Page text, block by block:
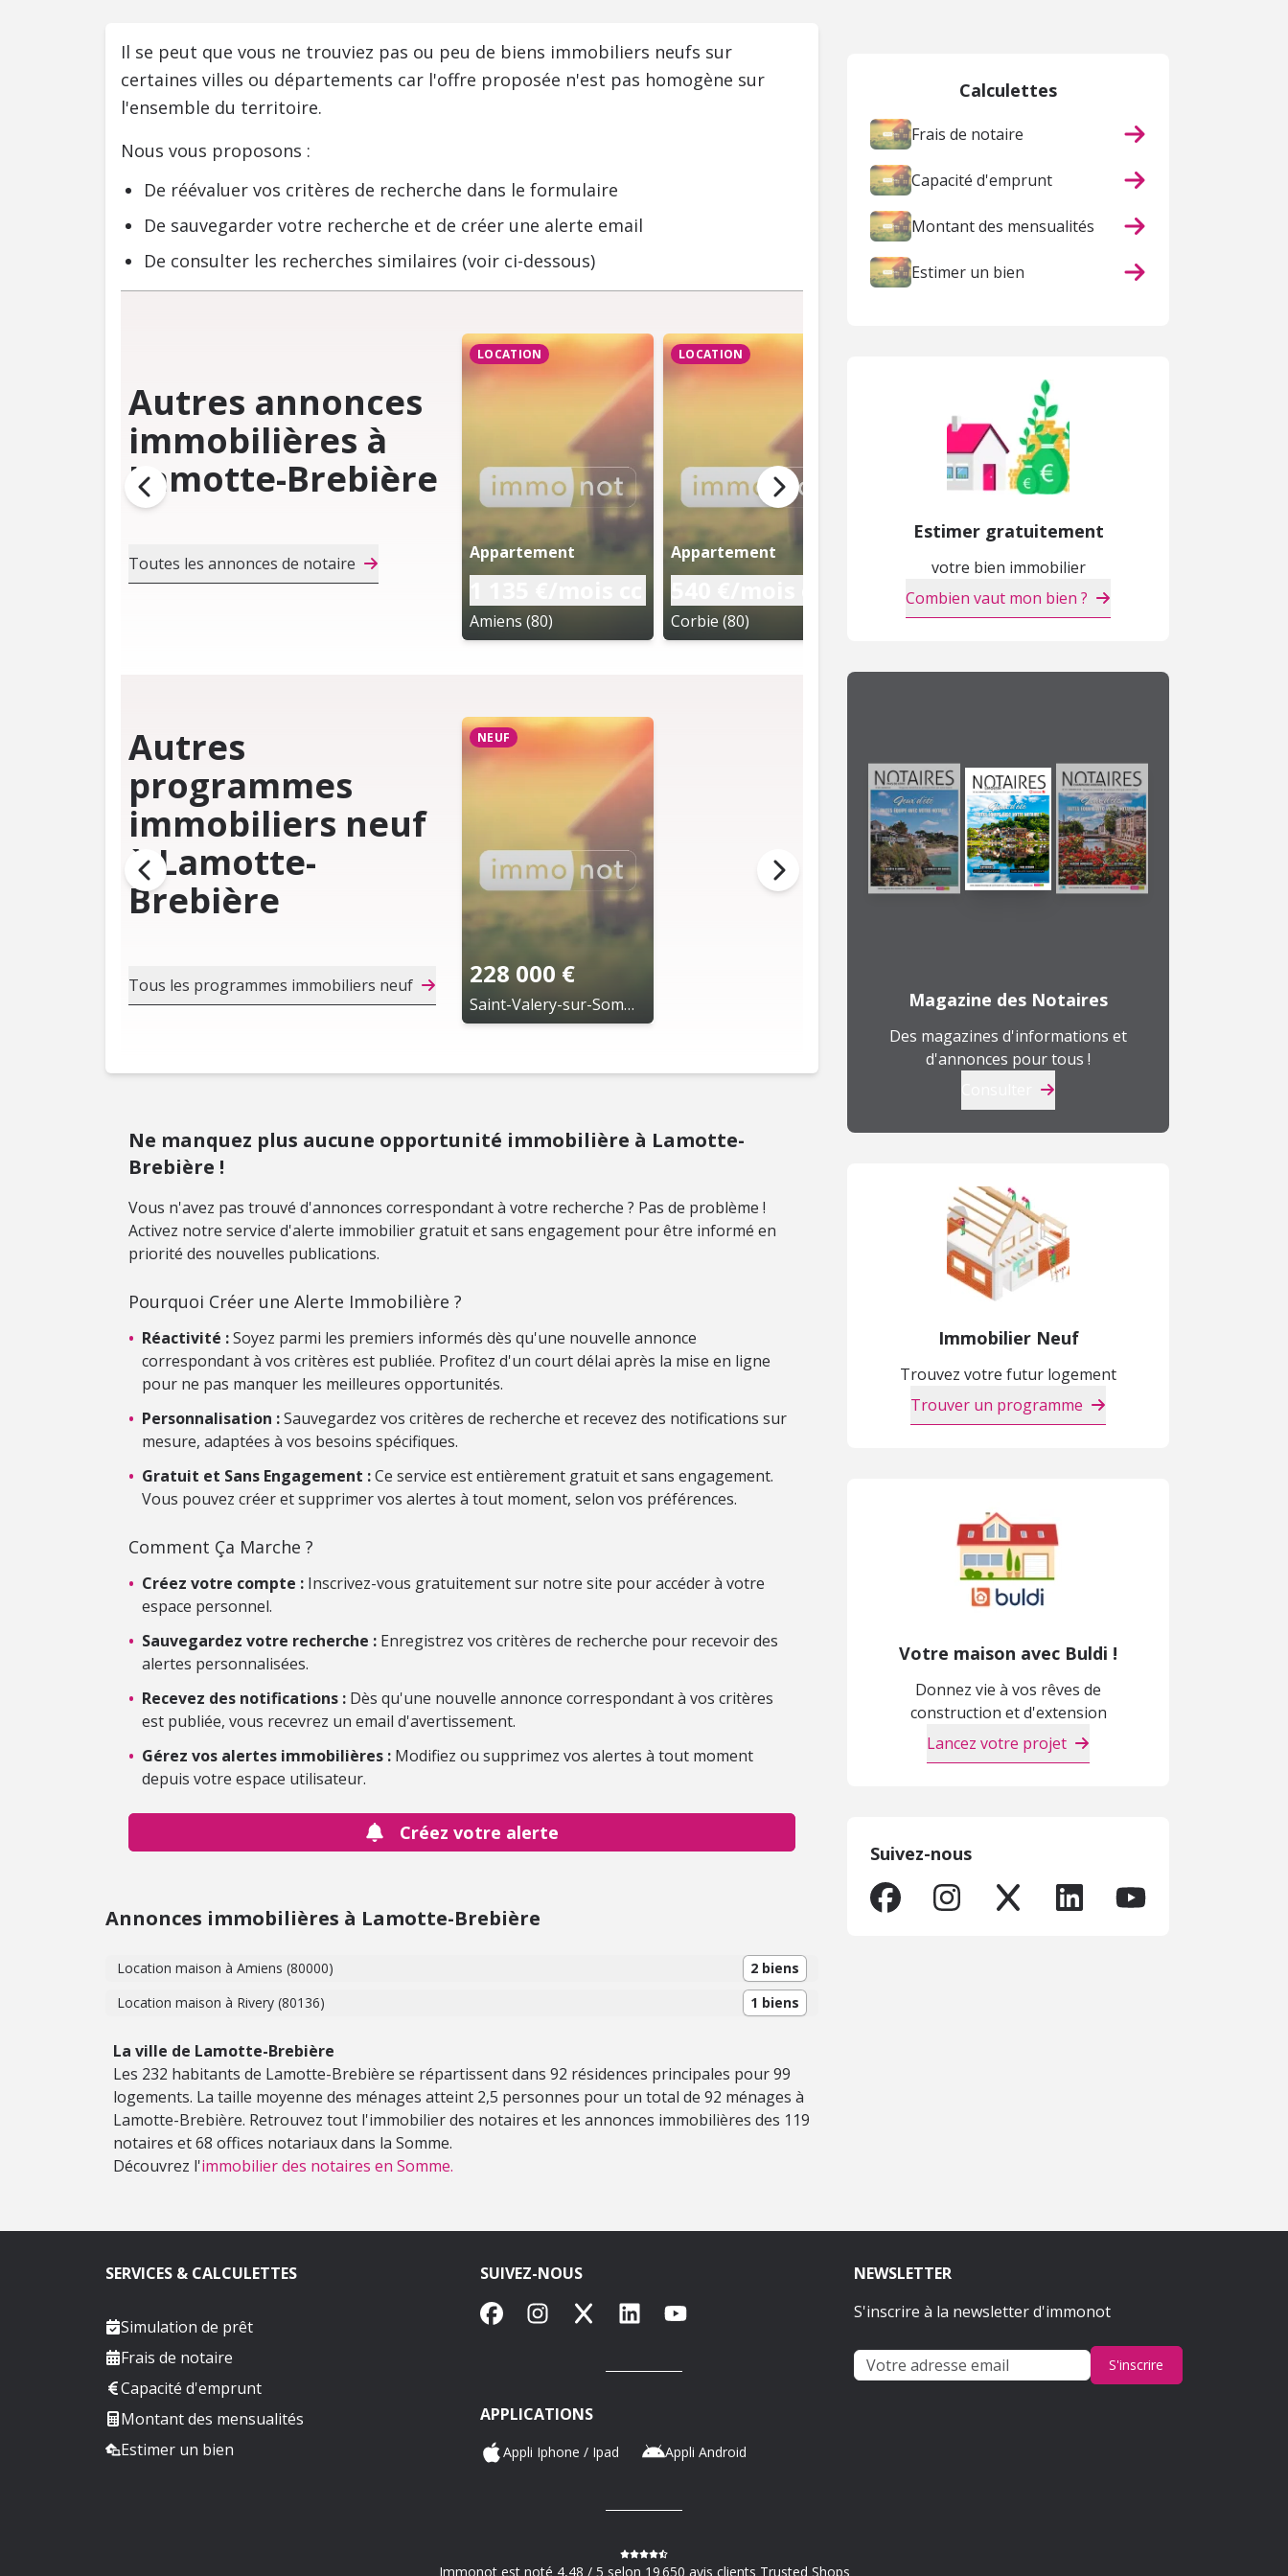
Il se peut que vous ne trouviez pas ou peu de biens immobiliers neufs sur
certaines villes ou départements car l'offre proposée n'est pas homogène sur
l'ensemble du territoire.
Nous vous proposons :
De réévaluer vos critères de recherche dans le formulaire
De sauvegarder votre recherche et de créer une alerte email
De consulter les recherches similaires (voir ci-dessous)
Autres annonces
immobilières à
Lamotte-Brebière
Toutes les annonces de notaire
LOCATION
Appartement
Amiens (80)
LOCATION
Appartement
Corbie (80)
382 950 €
Amiens (80)
720 €/mois cc
Amiens (80)
Autres
programmes
immobiliers neuf
à Lamotte-
Brebière
Tous les programmes immobiliers neuf
NEUF
228 000 €
Saint-Valery-sur-Somme (80)
Ne manquez plus aucune opportunité immobilière à Lamotte-
Brebière !
Vous n'avez pas trouvé d'annonces correspondant à votre recherche ? Pas de problème !
Activez notre service d'alerte immobilier gratuit et sans engagement pour être informé en
priorité des nouvelles publications.
Pourquoi Créer une Alerte Immobilière ?
• Réactivité :Soyez parmi les premiers informés dès qu'une nouvelle annonce
correspondant à vos critères est publiée. Profitez d'un court délai après la mise en ligne
pour ne pas manquer les meilleures opportunités.
• Personnalisation :Sauvegardez vos critères de recherche et recevez des notifications sur
mesure, adaptées à vos besoins spécifiques.
• Gratuit et Sans Engagement :Ce service est entièrement gratuit et sans engagement.
Vous pouvez créer et supprimer vos alertes à tout moment, selon vos préférences.
Comment Ça Marche ?
• Créez votre compte : Inscrivez-vous gratuitement sur notre site pour accéder à votre
espace personnel.
• Sauvegardez votre recherche : Enregistrez vos critères de recherche pour recevoir des
alertes personnalisées.
• Recevez des notifications : Dès qu'une nouvelle annonce correspondant à vos critères
est publiée, vous recevrez un email d'avertissement.
• Gérez vos alertes immobilières : Modifiez ou supprimez vos alertes à tout moment
depuis votre espace utilisateur.
Créez votre alerte
Annonces immobilières à Lamotte-Brebière
Location maison à Amiens (80000)
2 biens
Location maison à Rivery (80136)
1 biens
La ville de Lamotte-Brebière
Les 232 habitants de Lamotte-Brebière se répartissent dans 92 résidences principales pour 99
logements. La taille moyenne des ménages atteint 2,5 personnes pour un total de 92 ménages à
Lamotte-Brebière. Retrouvez tout l'immobilier des notaires et les annonces immobilières des 119
notaires et 68 offices notariaux dans la Somme.
Découvrez l'immobilier des notaires en Somme.
Calculettes
Frais de notaire
Capacité d'emprunt
Montant des mensualités
Estimer un bien
Estimer gratuitement
votre bien immobilier
Combien vaut mon bien ?
Magazine des Notaires
Des magazines d'informations et
d'annonces pour tous !
Immobilier Neuf
Trouvez votre futur logement
Trouver un programme
Votre maison avec Buldi !
Donnez vie à vos rêves de
construction et d'extension
Lancez votre projet
Suivez-nous
SERVICES & CALCULETTES
Simulation de prêt
Frais de notaire
Capacité d'emprunt
Montant des mensualités
Estimer un bien
SUIVEZ-NOUS
FacebookInstagram
X LinkedInYouTube
APPLICATIONS
Appli Iphone / Ipad Appli Android
NEWSLETTER
S'inscrire à la newsletter d'immonot
S'inscrire
Immonot est noté 4,48 / 5 selon 19 650 avis clients Trusted Shops